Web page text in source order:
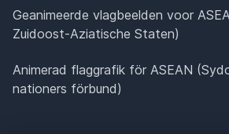
Geanimeerde vlagbeelden voor
Zuidoost-Aziatische Staten)
Animerad flaggrafik för ASEAN
nationers förbund)